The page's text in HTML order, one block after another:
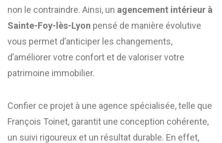
non le contraindre. Ainsi, un agencement intérieur à
Sainte-Foy-lès-Lyon pensé de manière évolutive
vous permet d’anticiper les changements,
d’améliorer votre confort et de valoriser votre
patrimoine immobilier.
Confier ce projet à une agence spécialisée, telle que
François Toinet, garantit une conception cohérente,
un suivi rigoureux et un résultat durable. En effet,